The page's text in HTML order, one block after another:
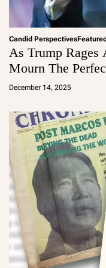
Candid Perspectives
As Trump
Mourn The
December 14, 2025
a